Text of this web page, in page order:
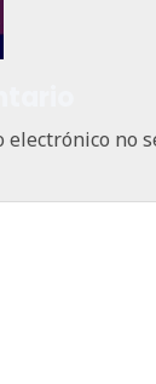
electrónico no